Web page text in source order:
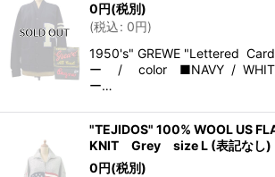
0円(税別)
(税込: 0円)
1950's" GREWE "Lettered
ー / color ■NAVY / WHITE
ー…
"TEJIDOS" 100% WOOL US
KNIT Grey size L (表記なし)
0円(税別)